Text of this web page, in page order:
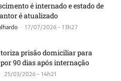
é internado e estado de
é atualizado
- 17/07/2026 - 13h27
prisão domiciliar para
90 dias após internação
- 25/03/2026 - 14h21